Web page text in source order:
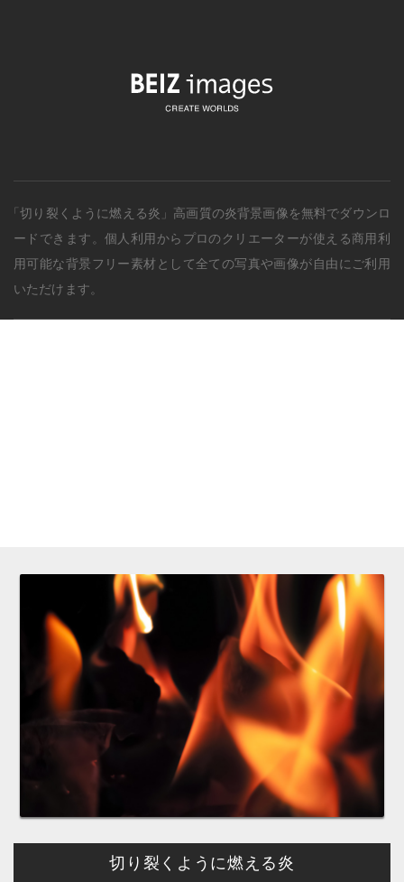
「切り裂くように燃える炎」 高画質の炎背景画像を無料でダウンロ
ードできます。個人利用からプロのクリエーターが使える商用利
用可能な背景フリー素材として全ての写真や画像が自由にご利用
いただけます。
切り裂くように燃える炎